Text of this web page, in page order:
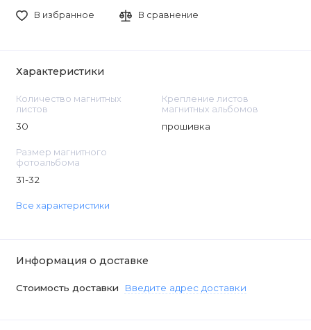
В избранное В сравнение
Характеристики
Количество магнитных
листов
30
Крепление листов
магнитных альбомов
прошивка
Размер магнитного
фотоальбома
31-32
Все характеристики
Информация о доставке
Стоимость доставки Введите адрес доставки